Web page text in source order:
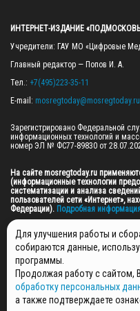
ИНТЕРНЕТ-ИЗДАНИЕ
Учредители: ГАУ МО «Цифровые
Главный редактор — Попов И. А.
Тел.: +7(495)223-35-11
E-mail: mosregtoday@mosregtoday.ru
Зарегистрировано Федеральной
информационных технологий и
номер ЭЛ № ФС77-89830 от
На сайте mosregtoday.ru
(информационные технологии
систематизации и анализа
пользователей сети «Интернет»,
Федерации). Подробная
© 2026 ПРАВА НА ВСЕ МАТЕРИАЛЫ
МЕДИА" (ОГРН: 1255000059467).
ПОЛИТИКА ОБРАБОТКИ И
НОВОСТИ
Для улучшения работы и
собираются данные,
программы.
Продолжая работу с сайтом,
обработку персональных
а также подтверждаете